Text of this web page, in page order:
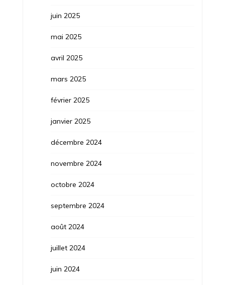
juin 2025
mai 2025
avril 2025
mars 2025
février 2025
janvier 2025
décembre 2024
novembre 2024
octobre 2024
septembre 2024
août 2024
juillet 2024
juin 2024